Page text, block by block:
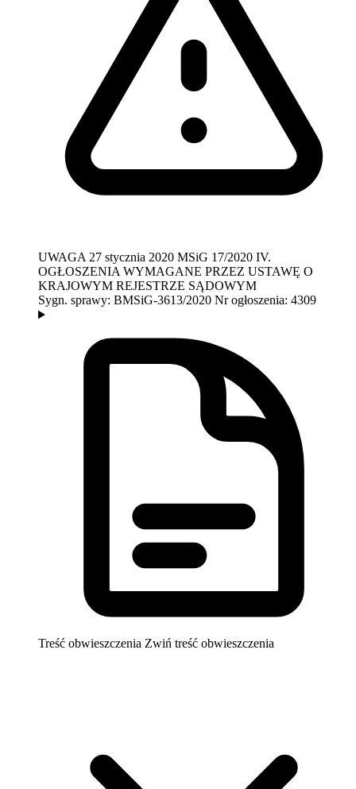
UWAGA 27 stycznia 2020 MSiG 17/2020 IV.
OGŁOSZENIA WYMAGANE PRZEZ USTAWĘ O
KRAJOWYM REJESTRZE SĄDOWYM
Sygn. sprawy: BMSiG-3613/2020 Nr ogłoszenia: 4309
Treść obwieszczenia Zwiń treść obwieszczenia